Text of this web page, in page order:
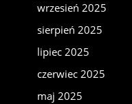
wrzesień 2025
sierpień 2025
lipiec 2025
czerwiec 2025
maj 2025